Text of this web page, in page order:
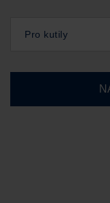
Pro kutily